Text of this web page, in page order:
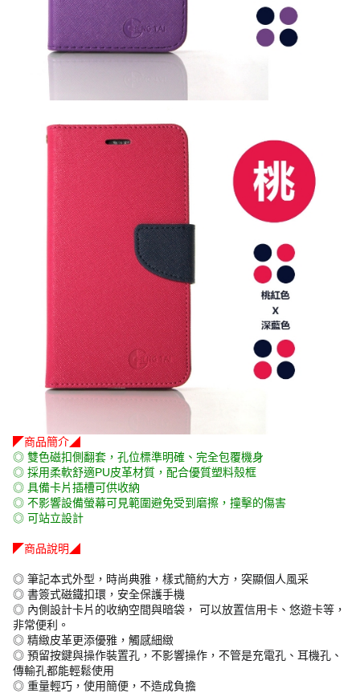
◤商品簡介◢
◎ 雙色磁扣側翻套，孔位標準明確、完全包覆機身
◎ 採用柔軟舒適PU皮革材質，配合優質塑料殼框
◎ 具備卡片插槽可供收納
◎ 不影響設備螢幕可見範圍避免受到磨擦，撞擊的傷害
◎ 可站立設計
◤商品說明◢
◎ 筆記本式外型，時尚典雅，樣式簡約大方，突顯個人風采
◎ 書簽式磁鐵扣環，安全保護手機
◎ 內側設計卡片的收納空間與暗袋， 可以放置信用卡、悠遊卡等，
非常便利。
◎ 精緻皮革更添優雅，觸感細緻
◎ 預留按鍵與操作裝置孔，不影響操作，不管是充電孔、耳機孔、
傳輸孔都能輕鬆使用
◎ 重量輕巧，使用簡便，不造成負擔